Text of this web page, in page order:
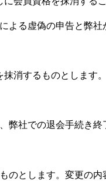
よる虚偽の申告と弊社
消するものとします。
社での退会手続き終
のとします。変更の内